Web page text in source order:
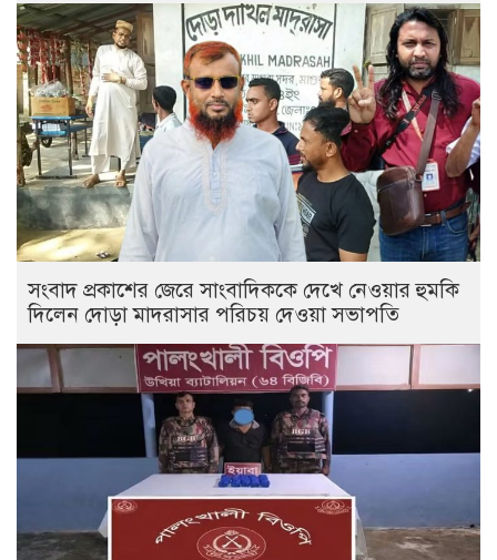
সংবাদ প্রকাশের জেরে সাংবাদিককে দেখে নেওয়ার হুমকি
দিলেন দোড়া মাদরাসার পরিচয় দেওয়া সভাপতি